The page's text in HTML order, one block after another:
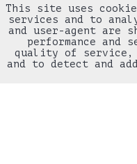
This site uses
services and to
and user-agent are
performance and
quality of service,
and to detect and